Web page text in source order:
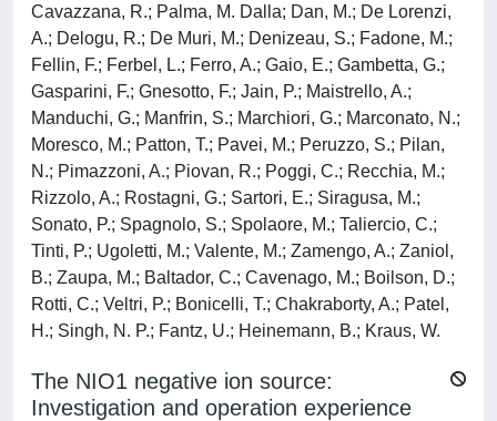
Cavazzana, R.; Palma, M. Dalla; Dan, M.; De Lorenzi,
A.; Delogu, R.; De Muri, M.; Denizeau, S.; Fadone, M.;
Fellin, F.; Ferbel, L.; Ferro, A.; Gaio, E.; Gambetta, G.;
Gasparini, F.; Gnesotto, F.; Jain, P.; Maistrello, A.;
Manduchi, G.; Manfrin, S.; Marchiori, G.; Marconato, N.;
Moresco, M.; Patton, T.; Pavei, M.; Peruzzo, S.; Pilan,
N.; Pimazzoni, A.; Piovan, R.; Poggi, C.; Recchia, M.;
Rizzolo, A.; Rostagni, G.; Sartori, E.; Siragusa, M.;
Sonato, P.; Spagnolo, S.; Spolaore, M.; Taliercio, C.;
Tinti, P.; Ugoletti, M.; Valente, M.; Zamengo, A.; Zaniol,
B.; Zaupa, M.; Baltador, C.; Cavenago, M.; Boilson, D.;
Rotti, C.; Veltri, P.; Bonicelli, T.; Chakraborty, A.; Patel,
H.; Singh, N. P.; Fantz, U.; Heinemann, B.; Kraus, W.
The NIO1 negative ion source:
Investigation and operation experience